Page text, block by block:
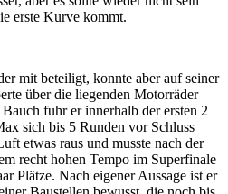
erste Kurve kommt.
mit beteiligt, konnte aber auf seiner
über die liegenden Motorräder
fuhr er innerhalb der ersten 2
sich bis 5 Runden vor Schluss
etwas raus und musste nach der
recht hohen Tempo im Superfinale
Plätze. Nach eigener Aussage ist er